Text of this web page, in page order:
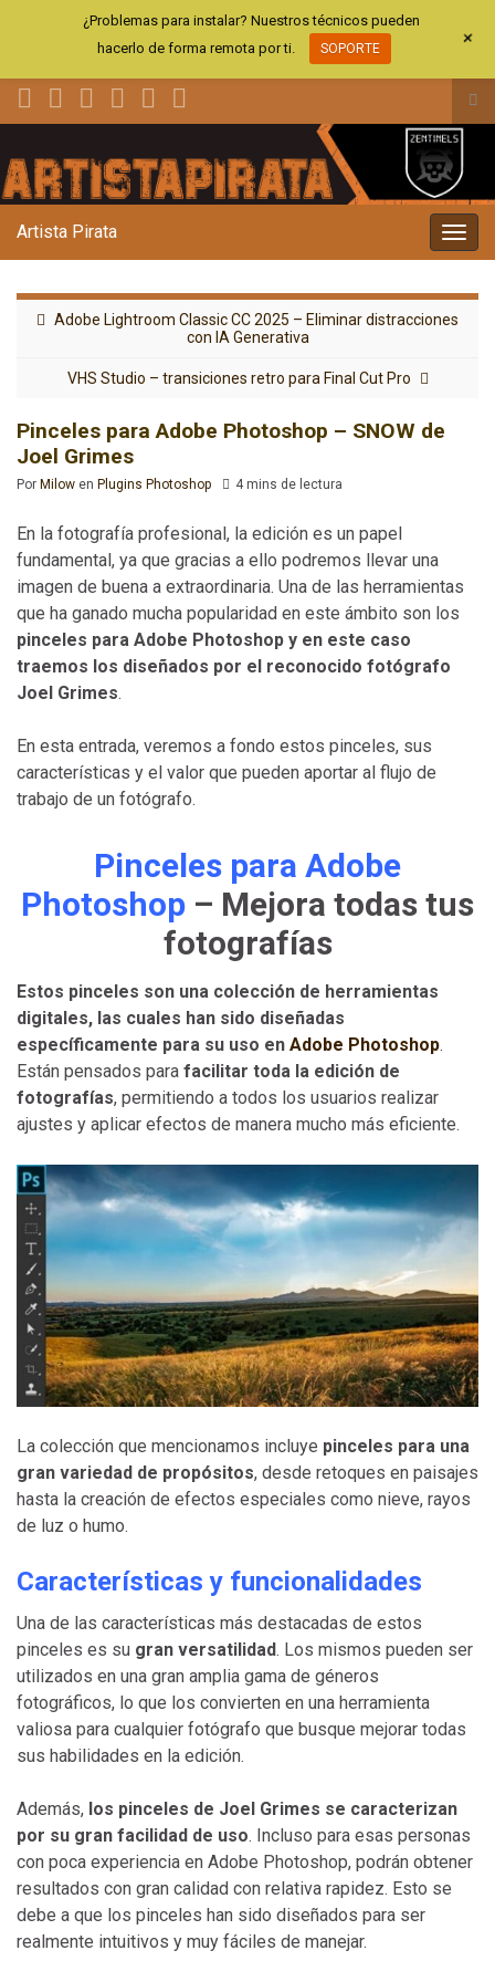
el
la
Artista Pirata
Adobe Lightroom Classic CC 2025 – Eliminar distracciones
con IA Generativa
VHS Studio – transiciones retro para Final Cut Pro
Pinceles para Adobe Photoshop – SNOW de
Joel Grimes
Por Milow en Plugins Photoshop 4 mins de lectura
En la fotografía profesional, la edición es un papel
fundamental, ya que gracias a ello podremos llevar una
imagen de buena a extraordinaria. Una de las herramientas
que ha ganado mucha popularidad en este ámbito son los
pinceles para Adobe Photoshop y en este caso
traemos los diseñados por el reconocido fotógrafo
Joel Grimes.
En esta entrada, veremos a fondo estos pinceles, sus
características y el valor que pueden aportar al flujo de
trabajo de un fotógrafo.
Pinceles para Adobe
Photoshop – Mejora todas tus
fotografías
Estos pinceles son una colección de herramientas
digitales, las cuales han sido diseñadas
específicamente para su uso en Adobe Photoshop.
Están pensados para facilitar toda la edición de
fotografías, permitiendo a todos los usuarios realizar
ajustes y aplicar efectos de manera mucho más eficiente.
La colección que mencionamos incluye pinceles para una
gran variedad de propósitos, desde retoques en paisajes
hasta la creación de efectos especiales como nieve, rayos
de luz o humo.
Características y funcionalidades
Una de las características más destacadas de estos
pinceles es su gran versatilidad. Los mismos pueden ser
utilizados en una gran amplia gama de géneros
fotográficos, lo que los convierten en una herramienta
valiosa para cualquier fotógrafo que busque mejorar todas
sus habilidades en la edición.
Además, los pinceles de Joel Grimes se caracterizan
por su gran facilidad de uso. Incluso para esas personas
con poca experiencia en Adobe Photoshop, podrán obtener
resultados con gran calidad con relativa rapidez. Esto se
debe a que los pinceles han sido diseñados para ser
realmente intuitivos y muy fáciles de manejar.
¿Problemas para instalar? Nuestros técnicos pueden
hacerlo de forma remota por ti.
SOPORTE +